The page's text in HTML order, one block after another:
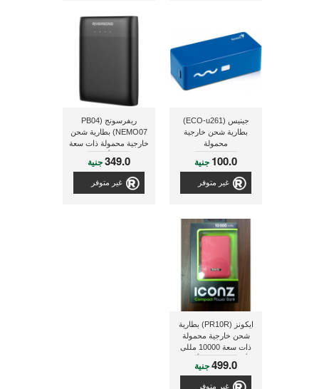
جينيس (ECO-u261)
بطارية شحن خارجية
محمولة
100.0 جنية
غير متوفر
ريفرسونج (PB04
NEMO07) بطارية شحن
خارجية محمولة ذات سعة
7500 مللى أمبير, ذو لون
أسود
349.0جنية
غير متوفر
ايكونز (PR10R) بطارية
شحن خارجية محمولة
ذات سعة 10000 مللى
أمبير, ذات لون أحمر
499.0جنية
غير متوفر